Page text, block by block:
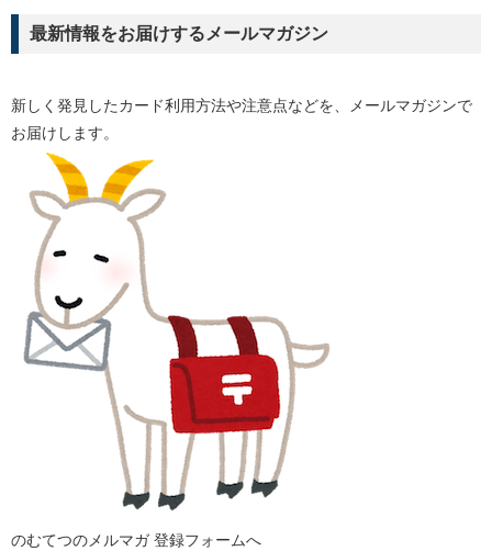
最新情報をお届けするメールマガジン
新しく発見したカード利用方法や注意点などを、メールマガジンで
お届けします。
のむてつのメルマガ 登録フォームへ